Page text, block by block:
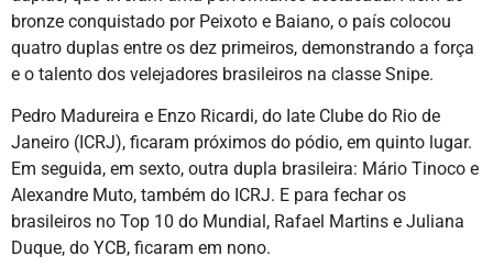
bronze conquistado por Peixoto e Baiano, o país colocou
quatro duplas entre os dez primeiros, demonstrando a força
e o talento dos velejadores brasileiros na classe Snipe.
Pedro Madureira e Enzo Ricardi, do Iate Clube do Rio de
Janeiro (ICRJ), ficaram próximos do pódio, em quinto lugar.
Em seguida, em sexto, outra dupla brasileira: Mário Tinoco e
Alexandre Muto, também do ICRJ. E para fechar os
brasileiros no Top 10 do Mundial, Rafael Martins e Juliana
Duque, do YCB, ficaram em nono.